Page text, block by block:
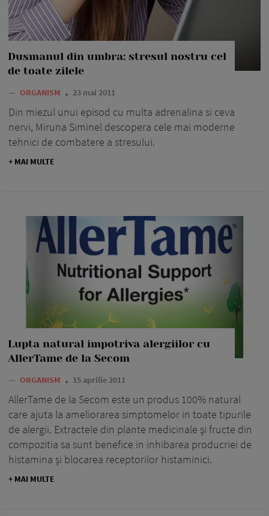
Dusmanul din umbra: stresul nostru cel
de toate zilele
— ORGANISM 23 mai 2011
Din miezul unui episod cu multa adrenalina si ceva
nervi, Miruna Siminel descopera cele mai moderne
tehnici de combatere a stresului.
+ MAI MULTE
Lupta natural impotriva alergiilor cu
AllerTame de la Secom
— ORGANISM 15 aprilie 2011
AllerTame de la Secom este un produs 100% natural
care ajuta la ameliorarea simptomelor in toate tipurile
de alergii. Extractele din plante medicinale şi fructe din
compozitia sa sunt benefice in inhibarea producriei de
histamina şi blocarea receptorilor histaminici.
+ MAI MULTE